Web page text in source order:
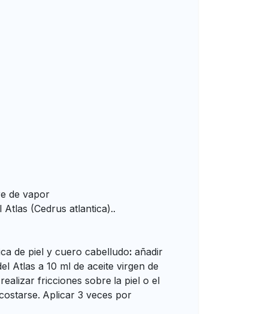
de vapor
(Cedrus atlantica)..
de piel y cuero cabelludo: añadir
Atlas a 10 ml de aceite virgen de
fricciones sobre la piel o el
Aplicar 3 veces por